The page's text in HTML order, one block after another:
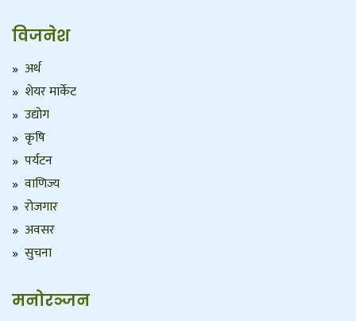
विजनेश
अर्थ
शेयर मार्केट
उद्योग
कृषि
पर्यटन
वाणिज्य
रोजगार
अवसर
सुचना
मनोरञ्जन